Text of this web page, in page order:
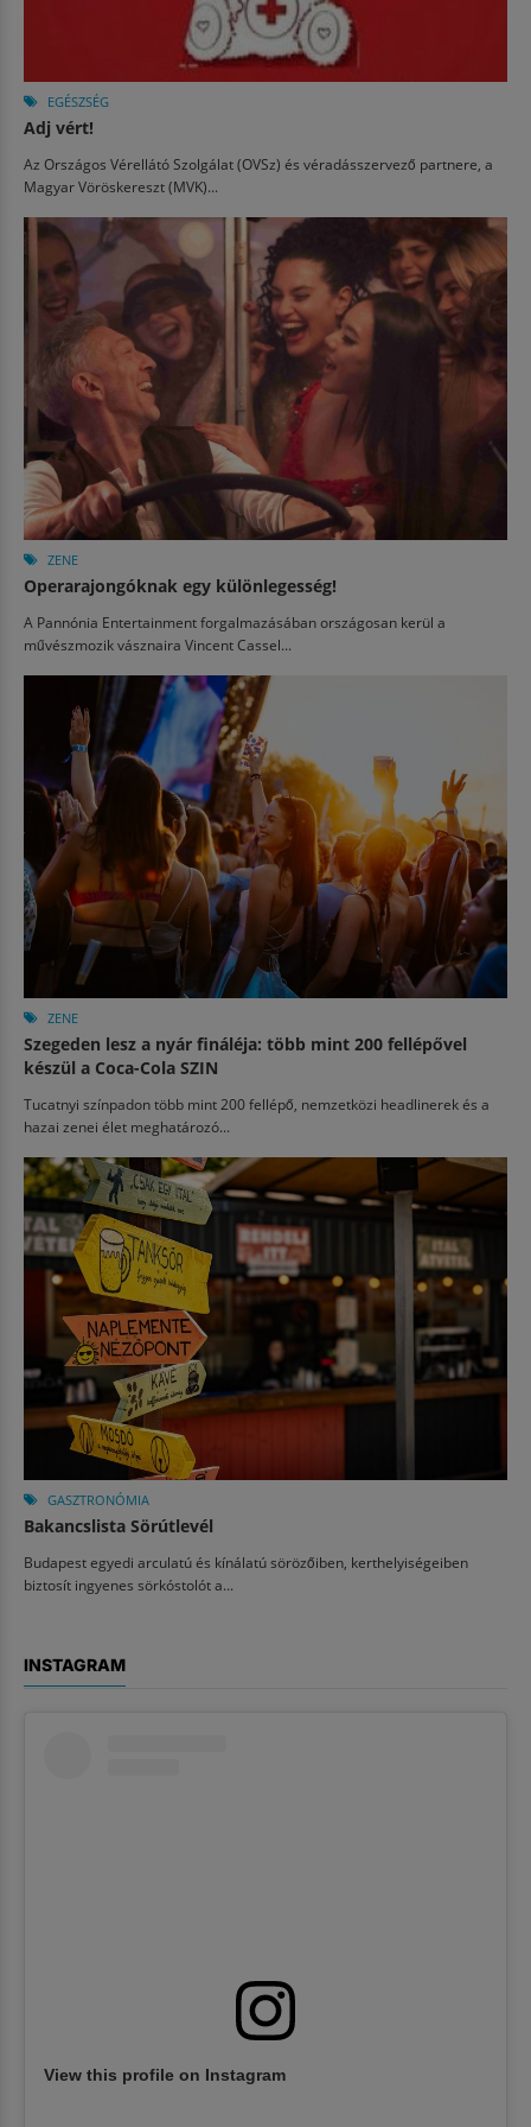
EGÉSZSÉG
Adj vért!
Az Országos Vérellátó Szolgálat (OVSz) és véradásszervező partnere, a
Magyar Vöröskereszt (MVK)...
ZENE
Operarajongóknak egy különlegesség!
A Pannónia Entertainment forgalmazásában országosan kerül a
művészmozik vásznaira Vincent Cassel...
ZENE
Szegeden lesz a nyár fináléja: több mint 200 fellépővel
készül a Coca-Cola SZIN
Tucatnyi színpadon több mint 200 fellépő, nemzetközi headlinerek és a
hazai zenei élet meghatározó...
GASZTRONÓMIA
Bakancslista Sörútlevél
Budapest egyedi arculatú és kínálatú sörözőiben, kerthelyiségeiben
biztosít ingyenes sörkóstolót a...
INSTAGRAM
View this profile on Instagram